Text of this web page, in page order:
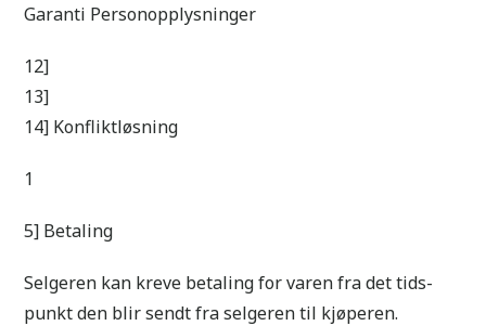
Garanti Personopplysninger
12]
13]
14] Konfliktløsning
1
5] Betaling
Selgeren kan kreve betaling for varen fra det tids-
punkt den blir sendt fra selgeren til kjøperen.